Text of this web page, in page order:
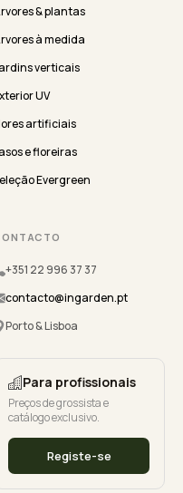
& plantas
à medida
verticais
UV
artificiais
e floreiras
Evergreen
+351 22 996 37 37
contacto@ingarden.pt
Porto & Lisboa
Para profissionais
Preços de grossista e
catálogo exclusivo.
Registe-se